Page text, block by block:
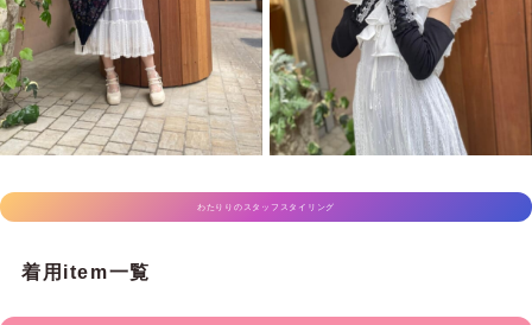
わたりりのスタッフスタイリング
着用item一覧